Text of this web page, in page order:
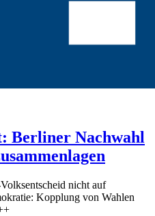
Berliner Nachwahl
nicht auf
Kopplung von Wahlen